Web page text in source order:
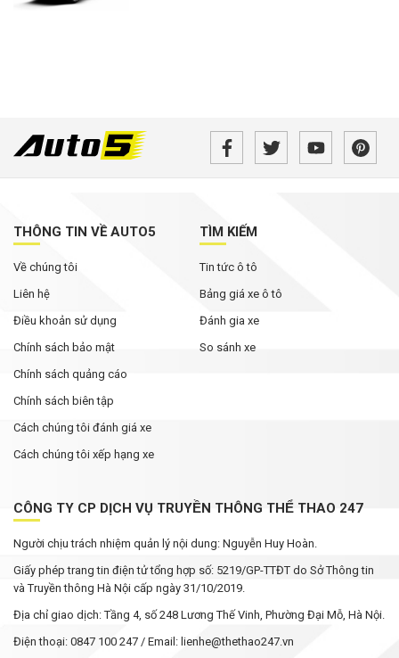
THÔNG TIN VỀ AUTO5
Về chúng tôi
Liên hệ
Điều khoản sử dụng
Chính sách bảo mật
Chính sách quảng cáo
Chính sách biên tập
Cách chúng tôi đánh giá xe
Cách chúng tôi xếp hạng xe
TÌM KIẾM
Tin tức ô tô
Bảng giá xe ô tô
Đánh gia xe
So sánh xe
CÔNG TY CP DỊCH VỤ TRUYỀN THÔNG THỂ THAO 247
Người chịu trách nhiệm quản lý nội dung: Nguyễn Huy Hoàn.
Giấy phép trang tin điện tử tổng hợp số: 5219/GP-TTĐT do Sở Thông tin
và Truyền thông Hà Nội cấp ngày 31/10/2019.
Địa chỉ giao dịch: Tầng 4, số 248 Lương Thế Vinh, Phường Đại Mỗ, Hà Nội.
Điện thoại: 0847 100 247 / Email: lienhe@thethao247.vn